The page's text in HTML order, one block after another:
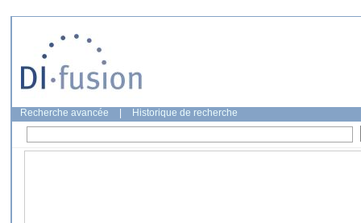
Recherche avancée Historique de recherche